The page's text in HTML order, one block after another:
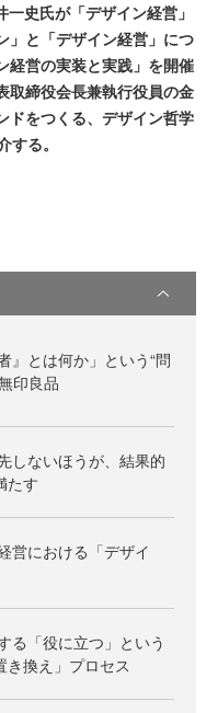
史氏が「デザイン経営」
」と「デザイン経営」につ
経営の実装と実践」を開催
取締役会長兼執行役員の金
ドをつくる、デザイン哲学
る。
』とは何か」という“問
印良品
しないほうが、結果的
たす
営における「デザイ
る「役に立つ」という
き換え」プロセス